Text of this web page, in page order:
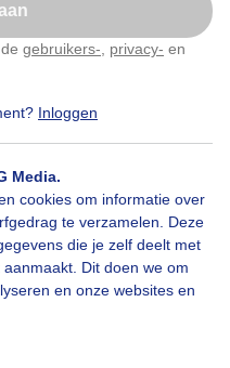
gebruikers- privacy- en
Inloggen
Media.
cookies om informatie over
te verzamelen. Deze
die je zelf deelt met
Dit doen we om
en onze websites en
te passen